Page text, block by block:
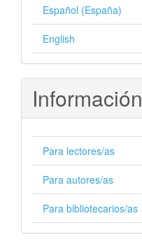
Español (España)
English
Información
Para lectores/as
Para autores/as
Para bibliotecarios/as